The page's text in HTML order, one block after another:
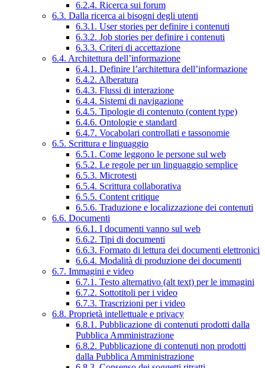
6.2.4. Ricerca sui forum
6.3. Dalla ricerca ai bisogni degli utenti
6.3.1. User stories per definire i contenuti
6.3.2. Job stories per definire i contenuti
6.3.3. Criteri di accettazione
6.4. Architettura dell’informazione
6.4.1. Definire l’architettura dell’informazione
6.4.2. Alberatura
6.4.3. Flussi di interazione
6.4.4. Sistemi di navigazione
6.4.5. Tipologie di contenuto (content type)
6.4.6. Ontologie e standard
6.4.7. Vocabolari controllati e tassonomie
6.5. Scrittura e linguaggio
6.5.1. Come leggono le persone sul web
6.5.2. Le regole per un linguaggio semplice
6.5.3. Microtesti
6.5.4. Scrittura collaborativa
6.5.5. Content critique
6.5.6. Traduzione e localizzazione dei contenuti
6.6. Documenti
6.6.1. I documenti vanno sul web
6.6.2. Tipi di documenti
6.6.3. Formato di lettura dei documenti elettronici
6.6.4. Modalità di produzione dei documenti
6.7. Immagini e video
6.7.1. Testo alternativo (alt text) per le immagini
6.7.2. Sottotitoli per i video
6.7.3. Trascrizioni per i video
6.8. Proprietà intellettuale e privacy
6.8.1. Pubblicazione di contenuti prodotti dalla
Pubblica Amministrazione
6.8.2. Pubblicazione di contenuti non prodotti
dalla Pubblica Amministrazione